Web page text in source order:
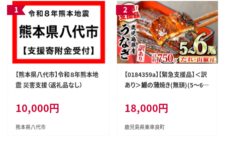
【熊本県八代市】令和８年熊本地
震 災害支援（返礼品なし）
10,000円
熊本県八代市
【0184359a】【緊急支援品】＜訳
あり＞鰻の蒲焼き(無頭)(5～6
なぎ ウナギ 鰻 国産 蒲焼 蒲焼き
たれ 鹿児島 ふるさと 人気 支援
【アクアおおすみ】
18,000円
鹿児島県東串良町